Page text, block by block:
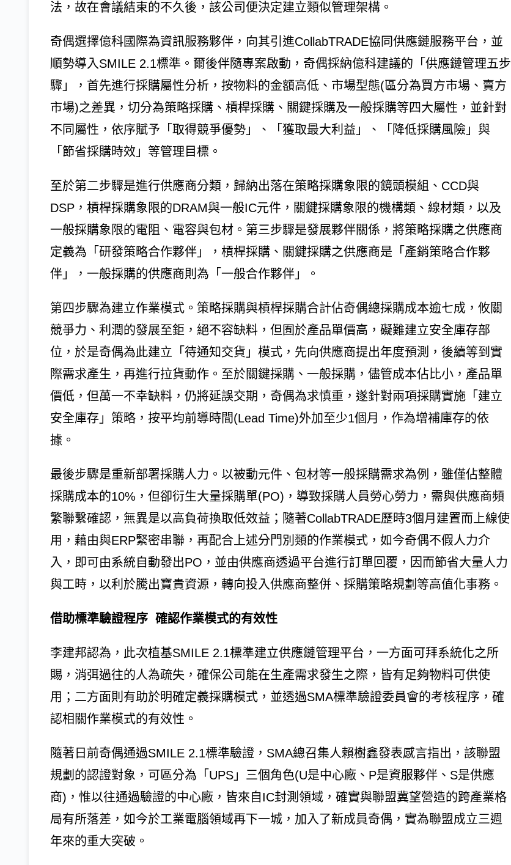
法，故在會議結束的不久後，該公司便決定建立類似管理架構。
奇偶選擇億科國際為資訊服務夥伴，向其引進CollabTRADE協同供應鏈服務平台，並
順勢導入SMILE 2.1標準。爾後伴隨專案啟動，奇偶採納億科建議的「供應鏈管理五步
驟」，首先進行採購屬性分析，按物料的金額高低、市場型態(區分為買方市場、賣方
市場)之差異，切分為策略採購、槓桿採購、關鍵採購及一般採購等四大屬性，並針對
不同屬性，依序賦予「取得競爭優勢」、「獲取最大利益」、「降低採購風險」與
「節省採購時效」等管理目標。
至於第二步驟是進行供應商分類，歸納出落在策略採購象限的鏡頭模組、CCD與
DSP，槓桿採購象限的DRAM與一般IC元件，關鍵採購象限的機構類、線材類，以及
一般採購象限的電阻、電容與包材。第三步驟是發展夥伴關係，將策略採購之供應商
定義為「研發策略合作夥伴」，槓桿採購、關鍵採購之供應商是「產銷策略合作夥
伴」，一般採購的供應商則為「一般合作夥伴」。
第四步驟為建立作業模式。策略採購與槓桿採購合計佔奇偶總採購成本逾七成，攸關
競爭力、利潤的發展至鉅，絕不容缺料，但囿於產品單價高，礙難建立安全庫存部
位，於是奇偶為此建立「待通知交貨」模式，先向供應商提出年度預測，後續等到實
際需求產生，再進行拉貨動作。至於關鍵採購、一般採購，儘管成本佔比小，產品單
價低，但萬一不幸缺料，仍將延誤交期，奇偶為求慎重，遂針對兩項採購實施「建立
安全庫存」策略，按平均前導時間(Lead Time)外加至少1個月，作為增補庫存的依
據。
最後步驟是重新部署採購人力。以被動元件、包材等一般採購需求為例，雖僅佔整體
採購成本的10%，但卻衍生大量採購單(PO)，導致採購人員勞心勞力，需與供應商頻
繁聯繫確認，無異是以高負荷換取低效益；隨著CollabTRADE歷時3個月建置而上線使
用，藉由與ERP緊密串聯，再配合上述分門別類的作業模式，如今奇偶不假人力介
入，即可由系統自動發出PO，並由供應商透過平台進行訂單回覆，因而節省大量人力
與工時，以利於騰出寶貴資源，轉向投入供應商整併、採購策略規劃等高值化事務。
借助標準驗證程序 確認作業模式的有效性
李建邦認為，此次植基SMILE 2.1標準建立供應鏈管理平台，一方面可拜系統化之所
賜，消弭過往的人為疏失，確保公司能在生產需求發生之際，皆有足夠物料可供使
用；二方面則有助於明確定義採購模式，並透過SMA標準驗證委員會的考核程序，確
認相關作業模式的有效性。
隨著日前奇偶通過SMILE 2.1標準驗證，SMA總召集人賴樹鑫發表感言指出，該聯盟
規劃的認證對象，可區分為「UPS」三個角色(U是中心廠、P是資服夥伴、S是供應
商)，惟以往通過驗證的中心廠，皆來自IC封測領域，確實與聯盟冀望營造的跨產業格
局有所落差，如今於工業電腦領域再下一城，加入了新成員奇偶，實為聯盟成立三週
年來的重大突破。